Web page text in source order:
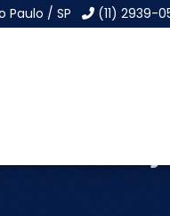
Paulo / SP (11) 2939-